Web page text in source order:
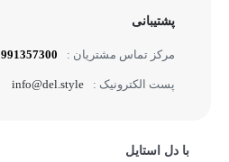
پشتیبانی
مرکز تماس مشتریان :
پست الکترونیک : info@del.style
با دل استایل